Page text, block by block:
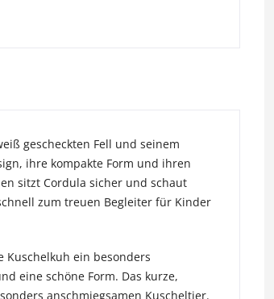
gescheckten Fell und seinem
ihre kompakte Form und ihren
sitzt Cordula sicher und schaut
zum treuen Begleiter für Kinder
ein besonders
eine schöne Form. Das kurze,
anschmiegsamen Kuscheltier.